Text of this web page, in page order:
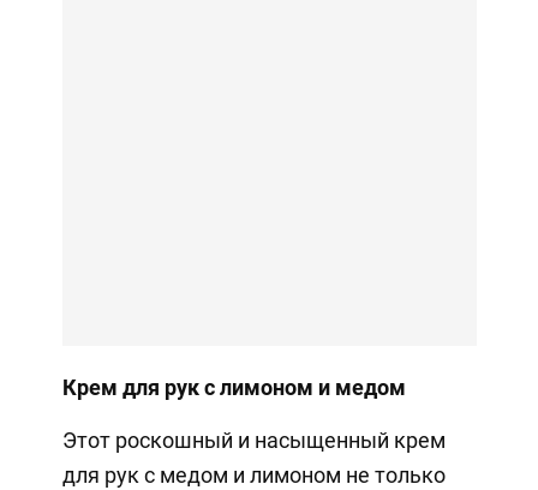
Крем для рук с лимоном и медом
Этот роскошный и насыщенный крем
для рук с медом и лимоном не только